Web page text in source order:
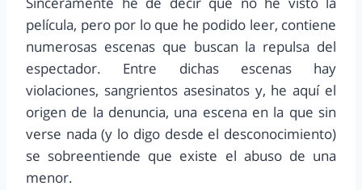
película, pero por lo que he podido leer, contiene
numerosas escenas que buscan la repulsa del
espectador. Entre dichas escenas hay
violaciones, sangrientos asesinatos y, he aquí el
origen de la denuncia, una escena en la que sin
verse nada (y lo digo desde el desconocimiento)
se sobreentiende que existe el abuso de una
menor.